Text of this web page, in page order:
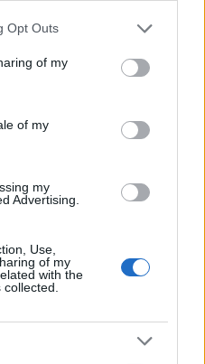
uses one or more Google
behaviour. You may click to
and its third-party tags to
purposes in below Google
Opt Outs
of my
of my
my
Advertising.
Use,
of my
with the
(πηγή: Shutterstock)
χιλιόμετρα μακριά από
παραλία του έχει
για οικογένειες με
ερείπια της οποίας
μέσα στη θάλασσα και κατά